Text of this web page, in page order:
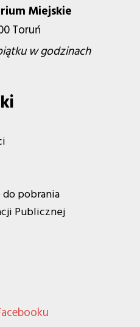
Miejskie
Toruń
w godzinach
pobrania
Publicznej